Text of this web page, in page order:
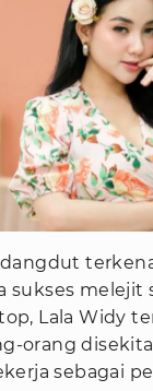
sukses melejit
Lala Widy
orang
sebagai